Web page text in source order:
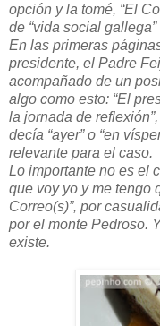
opción y la tomé, “El
de “vida social
En las primeras
presidente, el Padre
acompañado de un
algo como esto: “El
la jornada de
decía “ayer” o “en
relevante para el caso.
Lo importante no es el
que voy yo y me tengo
Correo(s)”, por
por el monte Pedroso.
existe.